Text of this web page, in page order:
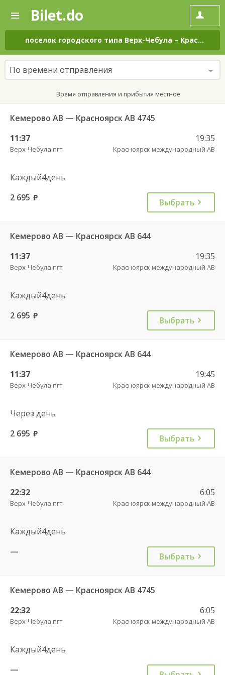
—
Поиск
и
покупка
билетов
на
автобус
онлайн
Bilet.do
поселок городского типа Верх-Чебула – Красноярск
По времени отправления
Время отправления и прибытия местное
Кемерово АВ — Красноярск АВ 4745
11:37
Верх-Чебула пгт
19:35
Красноярск международный АВ
Каждый4день
2 695 руб. Выбрать
Кемерово АВ — Красноярск АВ 644
11:37
Верх-Чебула пгт
19:35
Красноярск международный АВ
Каждый4день
2 695 руб. Выбрать
Кемерово АВ — Красноярск АВ 644
11:37
Верх-Чебула пгт
19:45
Красноярск международный АВ
Через день
2 695 руб. Выбрать
Кемерово АВ — Красноярск АВ 644
22:32
Верх-Чебула пгт
6:05
Красноярск международный АВ
Каждый4день
—
Выбрать
Кемерово АВ — Красноярск АВ 4745
22:32
Верх-Чебула пгт
6:05
Красноярск международный АВ
Каждый4день
—